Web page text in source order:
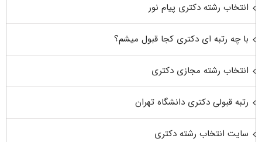
انتخاب رشته دکتری پیام نور
با چه رتبه ای دکتری کجا قبول میشم؟
انتخاب رشته مجازی دکتری
رتبه قبولی دکتری دانشگاه تهران
سایت انتخاب رشته دکتری